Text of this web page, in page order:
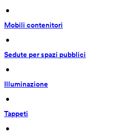
•
Mobili contenitori
•
Sedute per spazi pubblici
•
Illuminazione
•
Tappeti
•